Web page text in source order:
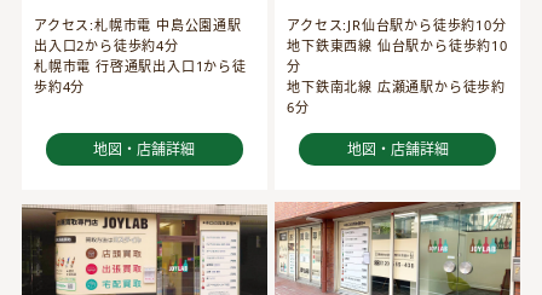
アクセス:札幌市電 中島公園通駅
出入口2から徒歩約4分
札幌市電 行啓通駅出入口1から徒
歩約4分
地図・店舗詳細
アクセス:JR仙台駅から徒歩約10分
地下鉄東西線 仙台駅から徒歩約10
分
地下鉄南北線 広瀬通駅から徒歩約
6分
地図・店舗詳細